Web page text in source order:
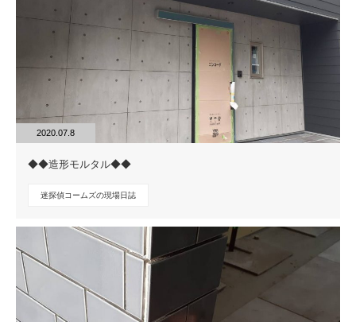
2020.07.8
◆◆造形モルタル◆◆
迷探偵コームズの現場日誌